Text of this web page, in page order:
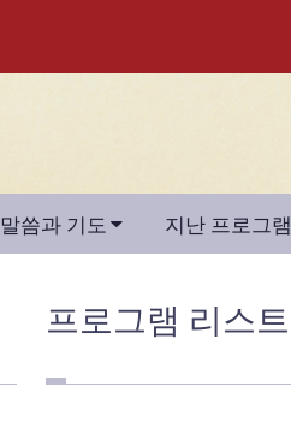
말씀과 기도  지난 프로그램
프로그램 리스트